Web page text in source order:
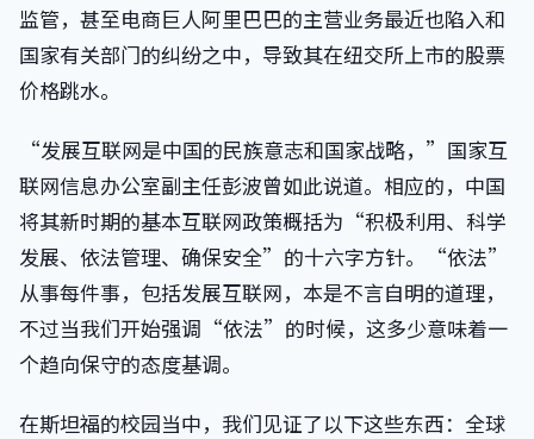
监管，甚至电商巨人阿里巴巴的主营业务最近也陷入和
国家有关部门的纠纷之中，导致其在纽交所上市的股票
价格跳水。
“发展互联网是中国的民族意志和国家战略，”国家互
联网信息办公室副主任彭波曾如此说道。相应的，中国
将其新时期的基本互联网政策概括为“积极利用、科学
发展、依法管理、确保安全”的十六字方针。“依法”
从事每件事，包括发展互联网，本是不言自明的道理，
不过当我们开始强调“依法”的时候，这多少意味着一
个趋向保守的态度基调。
在斯坦福的校园当中，我们见证了以下这些东西：全球